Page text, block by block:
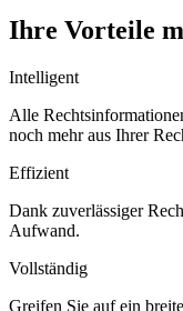
Ihre Vorteile
Intelligent
Alle
noch mehr aus Ihrer
Effizient
Dank zuverlässiger
Aufwand.
Vollständig
Greifen Sie auf ein